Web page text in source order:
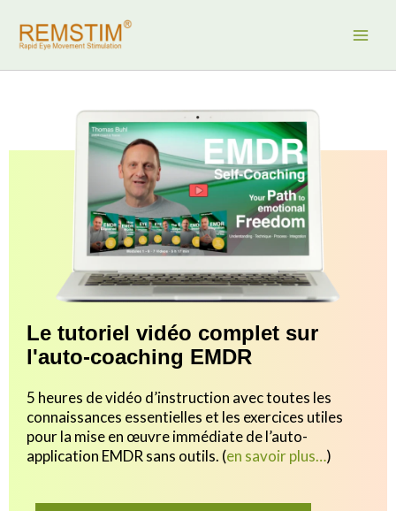
contenu
Le tutoriel vidéo complet sur
l'auto-coaching EMDR
5 heures de vidéo d’instruction avec toutes les
connaissances essentielles et les exercices utiles
pourla mise en œuvre immédiate de l’auto-
application EMDR sans outils. (en savoir plus…)